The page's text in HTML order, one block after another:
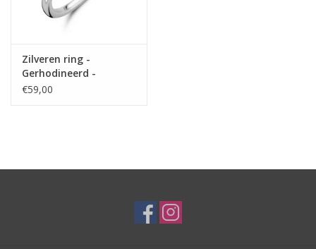
Zilveren ring -
Gerhodineerd -
Synthetisch Smaragd -
€59,00